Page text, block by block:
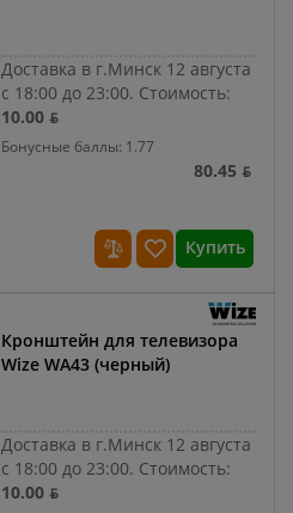
Доставка в г.Минск 12 августа
с 18:00 до 23:00. Стоимость:
10.00 ƃ
Бонусные баллы: 1.77
80.45 ƃ
Купить
Кронштейн для телевизора
Wize WA43 (черный)
Доставка в г.Минск 12 августа
с 18:00 до 23:00. Стоимость:
10.00 ƃ